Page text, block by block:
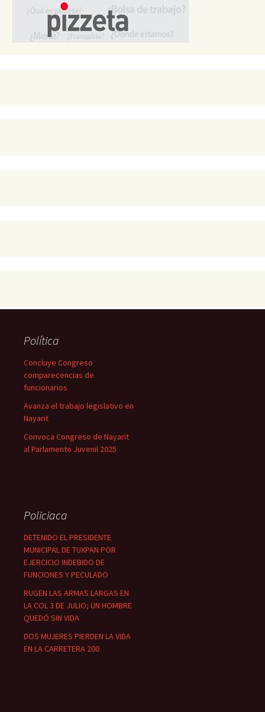
Política
Concluye Congreso
comparecencias de
funcionarios
Avanza el trabajo legislativo en
Nayarit
Convoca Congreso de Nayarit
al Parlamento Juvenil 2025
Policiaca
DETENIDO EL PRESIDENTE
MUNICIPAL DE TUXPAN POR
EJERCICIO INDEBIDO DE
FUNCIONES Y PECULADO
RUGEN LAS ARMAS LARGAS EN
LA COL 3 DE JULIO; UN HOMBRE
QUEDÓ SIN VIDA
DOS MUJERES PIERDEN LA VIDA
EN LA CARRETERA 200